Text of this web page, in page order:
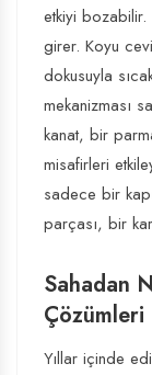
etkiyi
girer. Koyu
dokusuyla
mekanizması
kanat, bir
misafirleri
sadece bir
parçası, bir
Sahadan
Çözümleri
Yıllar içinde